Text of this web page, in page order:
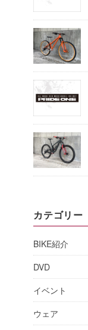
カテゴリー
BIKE紹介
DVD
イベント
ウェア